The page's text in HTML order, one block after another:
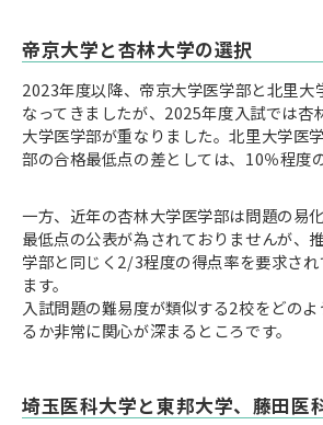
帝京大学と杏林大学の選択
2023年度以降、帝京大学医学部と北里大
なってきましたが、2025年度入試では杏
大学医学部が重なりました。北里大学医
部の合格最低点の差としては、10％程度
一方、近年の杏林大学医学部は問題の易
最低点の公表が為されておりませんが、
学部と同じく2/3程度の得点率を要求さ
ます。
入試問題の難易度が類似する2校をどの
るか非常に関心が深まるところです。
埼玉医科大学と東邦大学、藤田医